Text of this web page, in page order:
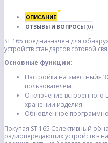
ОПИСАНИЕ
ОТЗЫВЫ И ВОПРОСЫ (0)
ST 165 предназначен для
устройств стандартов сотовой
Основные функции:
Настройка на «местный»
пользователем.
Отключение встроенного
хранении изделия.
Обновленное
Покупая ST 165 Селективный
радиопередающих устройств в